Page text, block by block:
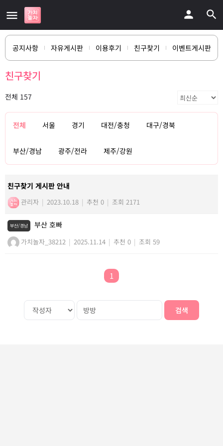
공지사항 자유게시판 이용후기 친구찾기 이벤트게시판
친구찾기
전체 157
전체 서울 경기 대전/충청 대구/경북
부산/경남 광주/전라 제주/강원
친구찾기 게시판 안내
관리자 | 2023.10.18 | 추천 0 | 조회 2171
부산/경남 부산 호빠
가치놀자_38212 | 2025.11.14 | 추천 0 | 조회 59
1
검색